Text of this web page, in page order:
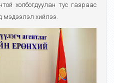
холбогдуулан тус газраас
мэдээлэл хийлээ.